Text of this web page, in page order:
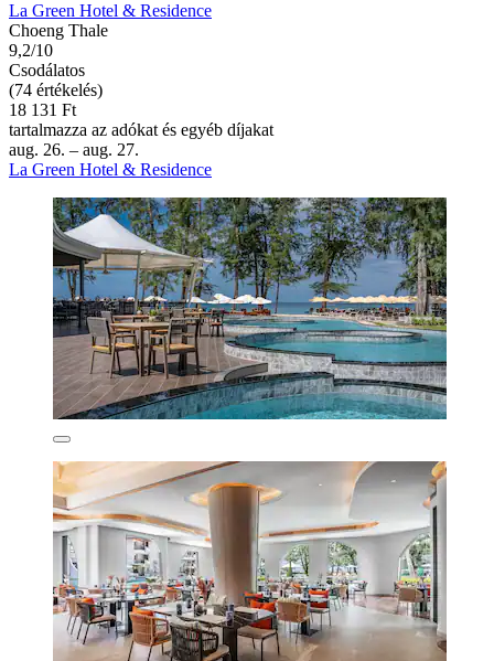
La Green Hotel & Residence
Choeng Thale
9,2/10
Csodálatos
(74 értékelés)
18 131 Ft
tartalmazza az adókat és egyéb díjakat
aug. 26. – aug. 27.
La Green Hotel & Residence